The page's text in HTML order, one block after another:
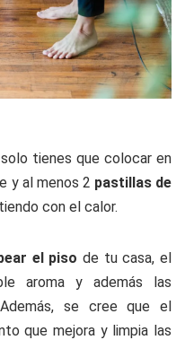
tienes que colocar en
y al menos 2 pastillas de
con el calor.
el piso de tu casa, el
aroma y además las
se cree que el
que mejora y limpia las